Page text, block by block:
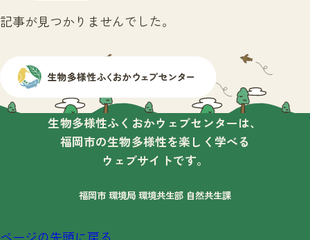
記事が見つかりませんでした。
生物多様性ふくおかウェブセンターは、
福岡市の生物多様性を楽しく学べる
ウェブサイトです。
福岡市 環境局 環境共生部 自然共生課